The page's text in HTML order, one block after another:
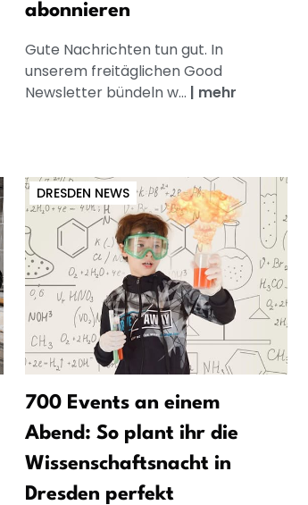
abonnieren
Gute Nachrichten tun gut. In
unserem freitäglichen Good
Newsletter bündeln w... | mehr
DRESDEN NEWS
700 Events an einem
Abend: So plant ihr die
Wissenschaftsnacht in
Dresden perfekt